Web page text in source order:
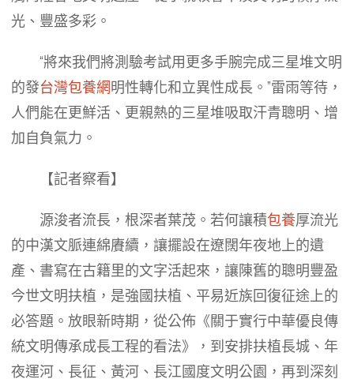
光、豐盛多彩。
“將來我們將測驗考試用更多手腕完成三星堆文明
的發台灣包養網明性轉化和立異性成長。”雷雨等待，
人們能在更鮮活、更親熱的三星堆吸取汗青聰明、增
加自負氣力。
【記者察看】
源浚者流長，根深者葉茂。若何讓積包養厚流光
的中漢文脈連綿賡續，讓擺設在遼闊年夜地上的遺
產、書寫在古籍里的文字活起來，讓陳舊的聰明豐盈
今世文明扶植，是強國扶植、平易近族回復征途上的
必答題。放眼新時期，從公佈《關于實行中華優良傳
統文明傳承成長工程的看法》，到安排扶植長城、年
夜運河、長征、黃河、長江國度文明公園，再到深刻